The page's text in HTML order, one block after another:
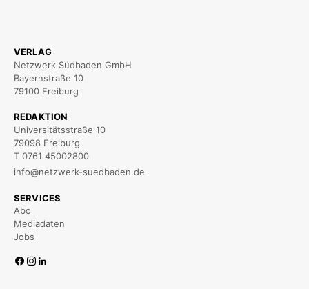
VERLAG
Netzwerk Südbaden GmbH
Bayernstraße 10
79100 Freiburg
REDAKTION
Universitätsstraße 10
79098 Freiburg
T 0761 45002800
info@netzwerk-suedbaden.de
SERVICES
Abo
Mediadaten
Jobs